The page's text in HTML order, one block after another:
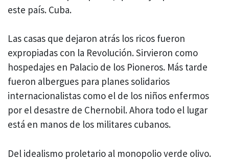
este país. Cuba.
Las casas que dejaron atrás los ricos fueron
expropiadas con la Revolución. Sirvieron como
hospedajes en Palacio de los Pioneros. Más tarde
fueron albergues para planes solidarios
internacionalistas como el de los niños enfermos
por el desastre de Chernobil. Ahora todo el lugar
está en manos de los militares cubanos.
Del idealismo proletario al monopolio verde olivo.